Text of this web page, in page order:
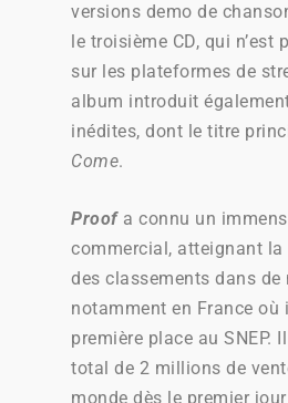
versions demo de
le troisième CD, qui n’est
sur les plateformes de
album introduit
inédites, dont le titre
Come.
Proofa connu un
commercial, atteignant la
des classements dans de
notamment en France où
première place au SNEP.
total de 2 millions de
monde dès le premier